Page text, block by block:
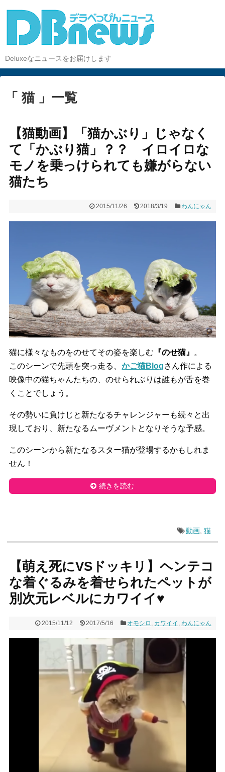
Deluxeなニュースをお届けします
「 猫 」一覧
【猫動画】「猫かぶり」じゃなく
て「かぶり猫」？？ イロイロな
モノを乗っけられても嫌がらない
猫たち
2015/11/26 2018/3/19 わんにゃん
猫に様々なものをのせてその姿を楽しむ 『のせ猫』 。
このシーンで先頭を突っ走る、かご猫Blogさん作による
映像中の猫ちゃんたちの、のせられぶりは誰もが舌を巻
くことでしょう。
その勢いに負けじと新たなるチャレンジャーも続々と出
現しており、新たなるムーヴメントとなりそうな予感。
このシーンから新たなるスター猫が登場するかもしれま
せん！
続きを読む
動画, 猫
【萌え死にVSドッキリ】ヘンテコ
な着ぐるみを着せられたペットが
別次元レベルにカワイイ♥
2015/11/12 2017/5/16 オモシロ , カワイイ ,わんにゃん